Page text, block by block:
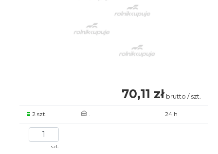
70,11 zł brutto / szt.
2 szt. . 24 h
szt.